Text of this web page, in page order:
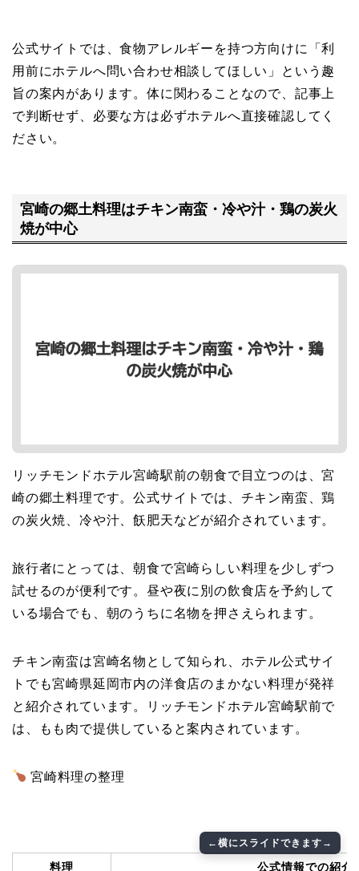
公式サイトでは、食物アレルギーを持つ方向けに「利
用前にホテルへ問い合わせ相談してほしい」という趣
旨の案内があります。体に関わることなので、記事上
で判断せず、必要な方は必ずホテルへ直接確認してく
ださい。
宮崎の郷土料理はチキン南蛮・冷や汁・鶏の炭火
焼が中心
リッチモンドホテル宮崎駅前の朝食で目立つのは、宮
崎の郷土料理です。公式サイトでは、チキン南蛮、鶏
の炭火焼、冷や汁、飫肥天などが紹介されています。
旅行者にとっては、朝食で宮崎らしい料理を少しずつ
試せるのが便利です。昼や夜に別の飲食店を予約して
いる場合でも、朝のうちに名物を押さえられます。
チキン南蛮は宮崎名物として知られ、ホテル公式サイ
トでも宮崎県延岡市内の洋食店のまかない料理が発祥
と紹介されています。リッチモンドホテル宮崎駅前で
は、もも肉で提供していると案内されています。
宮崎料理の整理
料理 公式情報での紹介